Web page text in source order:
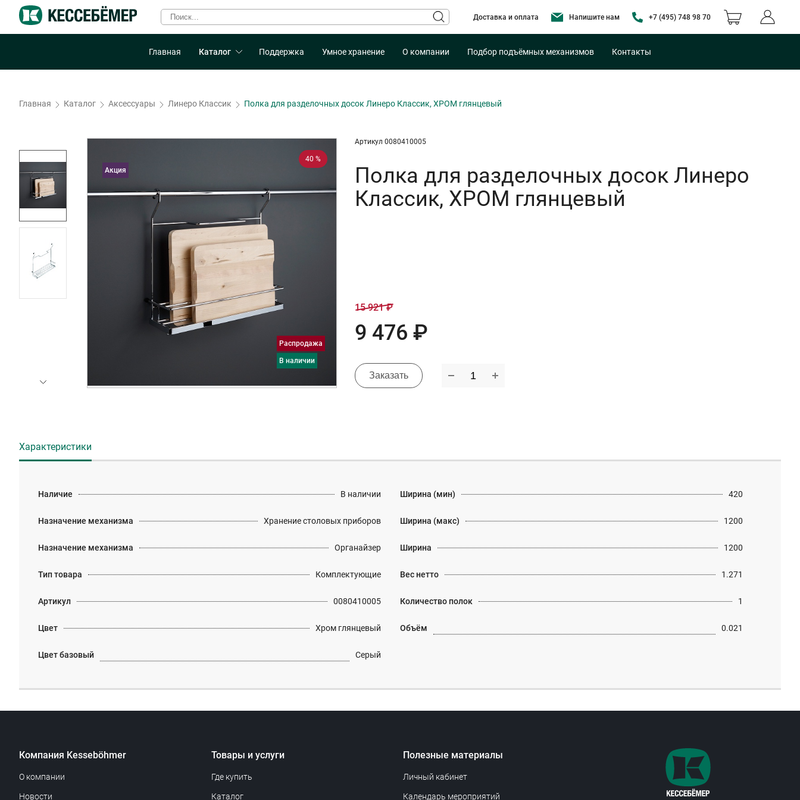
Доставка и оплата Напишите нам +7 (495) 748 98 70
Главная Каталог Поддержка Умное хранение О компании Подбор подъёмных механизмов Контакты
Главная Каталог Аксессуары Линеро Классик Полка для разделочных досок Линеро Классик, ХРОМ глянцевый
40 %
Распродажа
в наличии
Акция
Артикул 0080410005
Полка для разделочных досок Линеро
Классик, ХРОМ глянцевый
15 921 ₽
9 476 ₽
Заказать
Характеристики
Наличие В наличии
Назначение механизма Хранение столовых приборов
Назначение механизма Органайзер
Тип товара Комплектующие
Артикул 0080410005
Цвет Хром глянцевый
Цвет базовый Серый
Ширина (мин) 420
Ширина (макс) 1200
Ширина 1200
Вес нетто 1.271
Количество полок 1
Объём 0.021
Компания Kesseböhmer
О компании
Новости
Товары и услуги
Где купить
Каталог
Полезные материалы
Личный кабинет
Календарь мероприятий